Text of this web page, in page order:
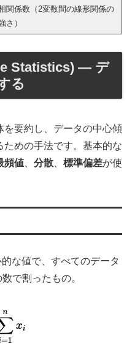
関係数（2変数間の線形関係の
さ）
Statistics) — デ
る
を要約し、データの中心傾
めの手法です。基本的な
頻値、 分散、 標準偏差が使
な値で、すべてのデータ
で割ったもの。